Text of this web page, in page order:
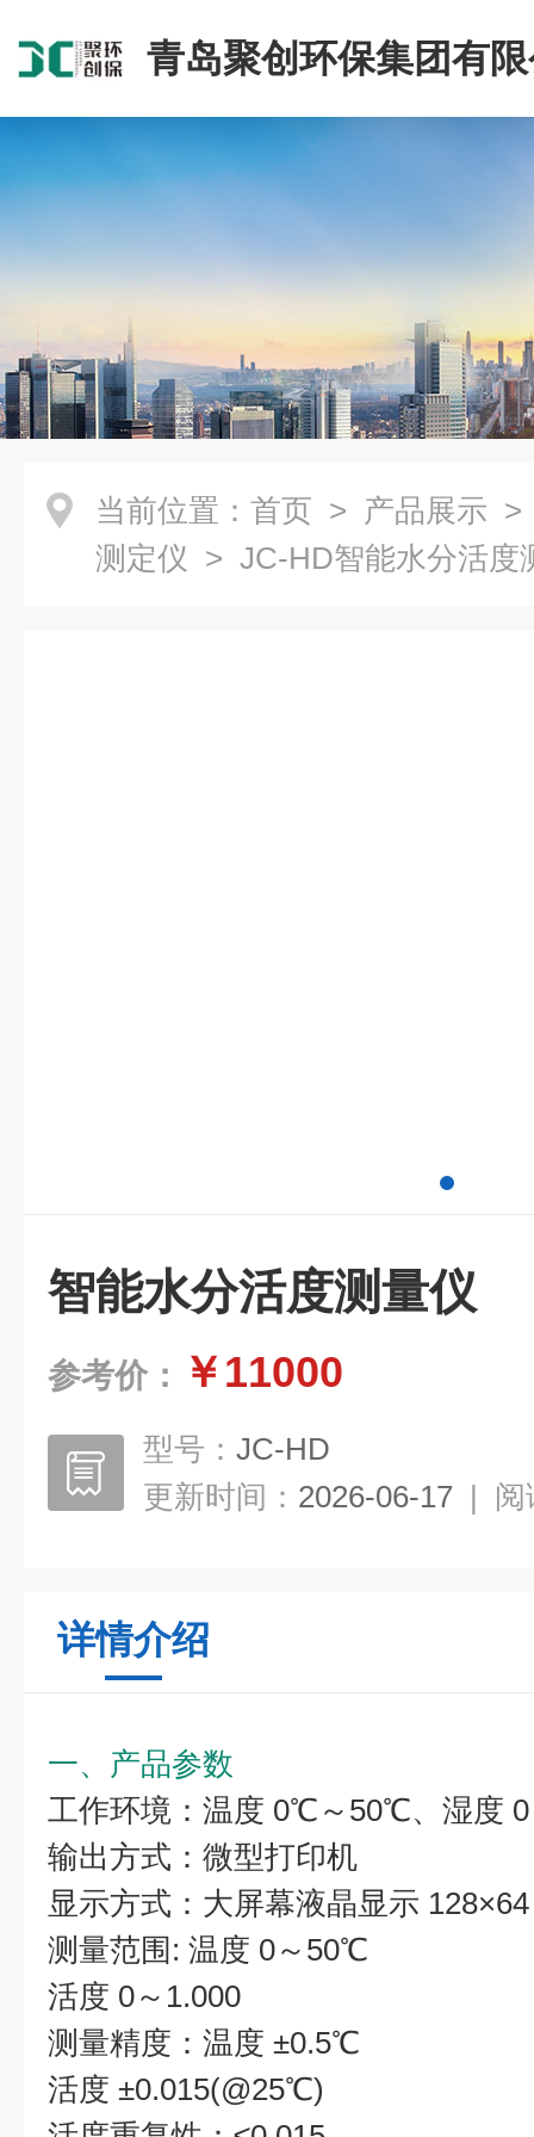
青岛聚创环保集团有
当前位置： 首页 > 产品展示
测定仪 > JC-HD智能水分活度
智能水分活度测量仪
参考价： ￥11000
型号： JC-HD
更新时间： 2026-06-17 | 阅
详情介绍
一、产品参数
工作环境：温度 0℃～50℃、湿度 0
输出方式：微型打印机
显示方式：大屏幕液晶显示
测量范围: 温度 0～50℃
活度 0～1.000
测量精度：温度 ±0.5℃
活度 ±0.015(@25℃)